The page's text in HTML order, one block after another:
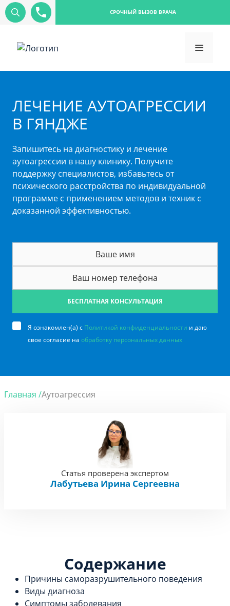
СРОЧНЫЙ ВЫЗОВ ВРАЧА
ЛЕЧЕНИЕ АУТОАГРЕССИИ
В ГЯНДЖЕ
Запишитесь на диагностику и лечение
аутоагрессии в нашу клинику. Получите
поддержку специалистов, избавьтесь от
психического расстройства по индивидуальной
программе с применением методов и техник с
доказанной эффективностью.
БЕСПЛАТНАЯ КОНСУЛЬТАЦИЯ
Я ознакомлен(а) с Политикой конфиденциальности и даю
свое согласие на обработку персональных данных
Главная /Аутоагрессия
Статья проверена экспертом
Лабутьева Ирина Сергеевна
Содержание
Причины саморазрушительного поведения
Виды диагноза
Симптомы заболевания